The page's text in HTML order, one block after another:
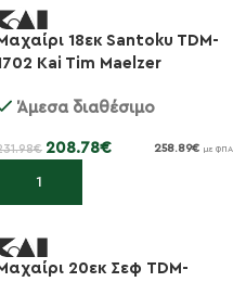
18εκ Santoku TDM-
Kai Tim Maelzer
Άμεσα διαθέσιμο
€ 208.78€ 258.89€ με ΦΠΑ
Προσθήκη στο καλάθι
20εκ Σεφ TDM-